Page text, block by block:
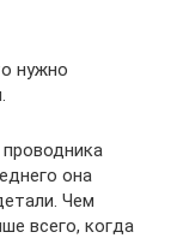
нужно
она
Чем
всего, когда